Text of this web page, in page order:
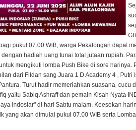
pukul 07.00 WIB, warga Pekalongan dapat
hadiah uang tunai total jutaan rupiah.
mengikuti lomba Push Bike di sore harinya.
dari Fildan sang Juara 1 D Academy 4 , Putri
Turut hadir memeriahkan suasana, cucu
yaitu Sabiq Ashraff dan pemain Kisah Nyata
Indosiar" di hari Sabtu malam. Keesokan
yang akan dimulai pukul 07.00 WIB serta